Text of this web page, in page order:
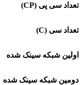
تعداد سی پی (CP)
تعداد سی (C)
اولین شبکه سینک شده
دومین شبکه سینک شده